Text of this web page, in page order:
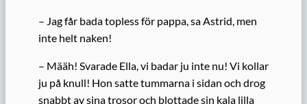
– Jag får bada topless för pappa, sa Astrid, men
inte helt naken!
– Määh! Svarade Ella, vi badar ju inte nu! Vi kollar
ju på knull! Hon satte tummarna i sidan och drog
snabbt av sina trosor och blottade sin kala lilla